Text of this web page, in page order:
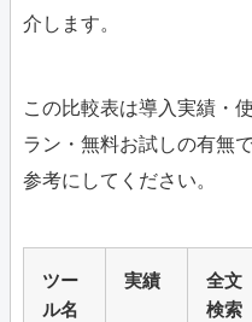
介します。
この比較表は導入実績・
ラン・無料お試しの有無
参考にしてください。
ツー
ル名
実績
全文
検索